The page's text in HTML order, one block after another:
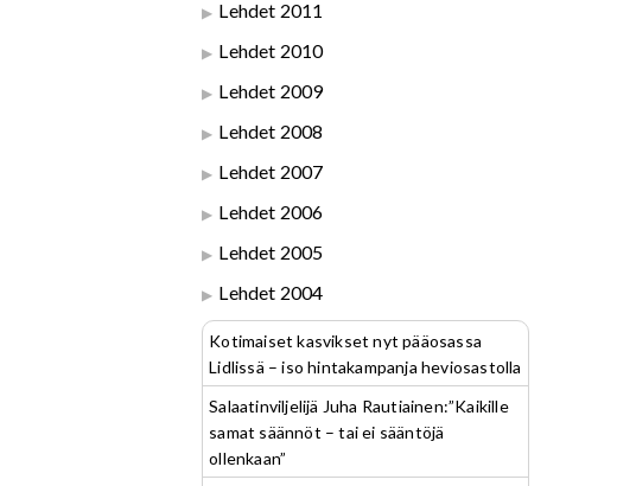
Lehdet 2011
Lehdet 2010
Lehdet 2009
Lehdet 2008
Lehdet 2007
Lehdet 2006
Lehdet 2005
Lehdet 2004
Kotimaiset kasvikset nyt pääosassa
Lidlissä – iso hintakampanja heviosastolla
Salaatinviljelijä Juha Rautiainen:”Kaikille
samat säännöt – tai ei sääntöjä
ollenkaan”